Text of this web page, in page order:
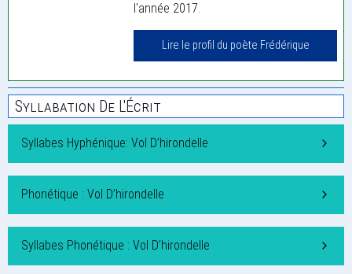
l'année 2017.
Lire le profil du poète Frédérique
Syllabation De L'Écrit
Syllabes Hyphénique: Vol D’hirondelle
Phonétique : Vol D’hirondelle
Syllabes Phonétique : Vol D’hirondelle